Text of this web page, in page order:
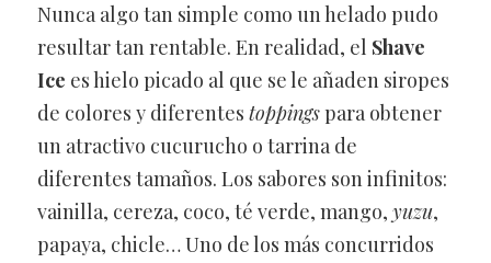
Nunca algo tan simple como un helado pudo
resultar tan rentable. En realidad, el Shave
Ice es hielo picado al que se le añaden siropes
de colores y diferentes toppingspara obtener
un atractivo cucurucho o tarrina de
diferentes tamaños. Los sabores son infinitos:
vainilla, cereza, coco, té verde, mango, yuzu,
papaya, chicle… Uno de los más concurridos